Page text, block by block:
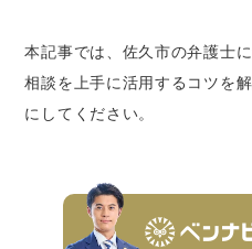
解決したい分野に
専門書などを監修
来所不要の弁護士を
まとめ｜佐久市で無料
ベンナビで探そう
本記事では、佐久市の弁護士
相談を上手に活用するコツを
にしてください。